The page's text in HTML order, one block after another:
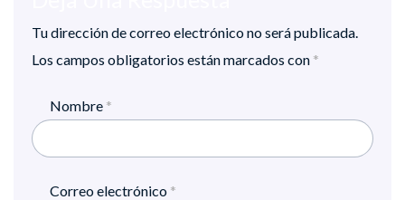
Tu dirección de correo electrónico no será publicada.
Los campos obligatorios están marcados con *
Nombre *
Correo electrónico *